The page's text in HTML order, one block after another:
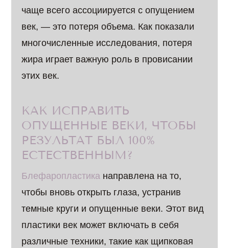
чаще всего ассоциируется с опущением
век, — это потеря объема. Как показали
многочисленные исследования, потеря
жира играет важную роль в провисании
этих век.
КАК ИСПРАВИТЬ
ОПУЩЕННЫЕ ВЕКИ, ЧТОБЫ
РЕЗУЛЬТАТ БЫЛ 100%
ЕСТЕСТВЕННЫМ?
Блефаропластика направлена на то,
чтобы вновь открыть глаза, устранив
темные круги и опущенные веки. Этот вид
пластики век может включать в себя
различные техники, такие как щипковая